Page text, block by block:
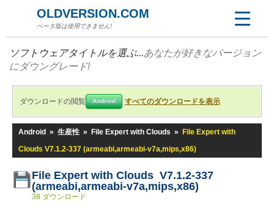
OLDVERSION.COM
ベータ版は使用できません!
ソフトウェアタイトルを選ぶ...あなたが好きなバージョン
にダウングレード!
ダウンロードの閲覧 Android すべてのダウンロードを表示
Android » 生産性 » File Expert with Clouds »
File Expert with
Clouds V7.1.2-337 (armeabi,armeabi-v7a,mips,x86)
File Expert with Clouds V7.1.2-337
(armeabi,armeabi-v7a,mips,x86)
38 ダウンロード